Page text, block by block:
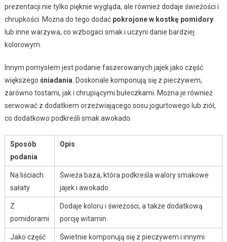
prezentacji nie tylko pięknie wygląda, ale również dodaje świeżości i
chrupkości. Można do tego dodać pokrojone w kostkę pomidory
lub inne warzywa, co wzbogaci smak i uczyni danie bardziej
kolorowym.
Innym pomysłem jest podanie faszerowanych jajek jako część
większego śniadania . Doskonale komponują się z pieczywem,
zarówno tostami, jak i chrupiącymi bułeczkami. Można je również
serwować z dodatkiem orzeźwiającego sosu jogurtowego lub ziół,
co dodatkowo podkreśli smak awokado.
Sposób
podania
Opis
Na liściach
sałaty
Świeża baza, która podkreśla walory smakowe
jajek i awokado.
Z
pomidorami
Dodaje koloru i świeżości, a także dodatkową
porcję witamin.
Jako część
Świetnie komponują się z pieczywem i innymi